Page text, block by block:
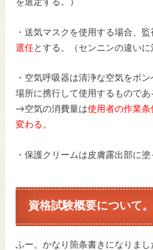
を選定する。）
・送気マスクを使用する場合、
選任とする。（センニンの違いに
・空気呼吸器は清浄な空気をボ
場所に携行して使用するものであ
→空気の消費量は使用者の作業条
変わる 。
・保護クリームは皮膚露出部に塗
資格試験概要について。
ふー。かなり箇条書きになりま